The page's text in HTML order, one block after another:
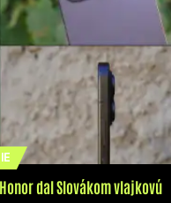
dal Slovákom vlajkovú